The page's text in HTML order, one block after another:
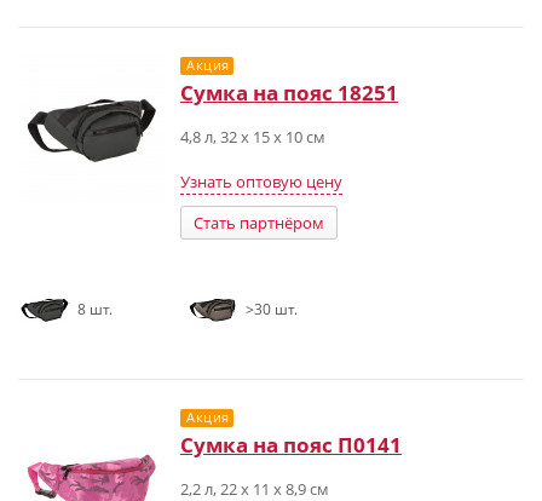
Акция
Сумка на пояс 18251
4,8 л, 32 x 15 x 10 см
Узнать оптовую цену
Стать партнёром
8 шт. >30 шт.
Акция
Сумка на пояс П0141
2,2 л, 22 x 11 x 8,9 см